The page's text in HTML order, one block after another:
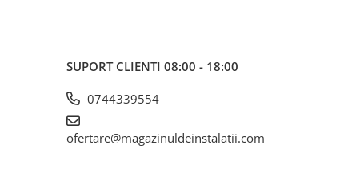
SUPORT CLIENTI 08:00 - 18:00
0744339554
ofertare@magazinuldeinstalatii.com